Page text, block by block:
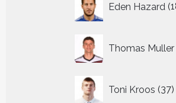
Eden Hazard
Thomas Muller
Toni Kroos 37